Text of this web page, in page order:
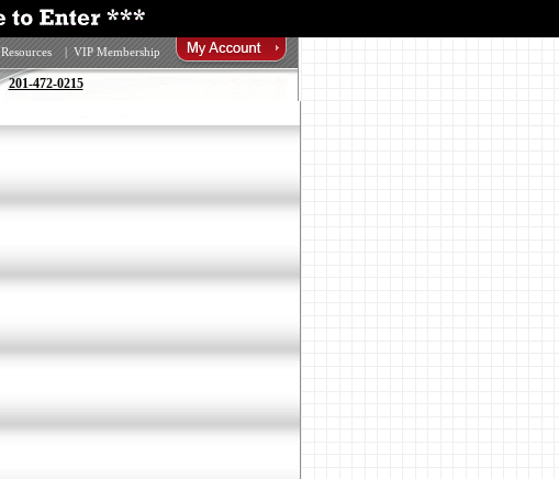
Resources | VIP Membership
201-472-0215